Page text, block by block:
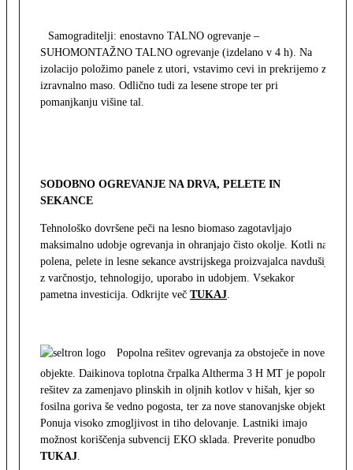
Samograditelji: enostavno TALNO ogrevanje –
SUHOMONTAŽNO TALNO ogrevanje (izdelano v 4 h). Na
izolacijo položimo panele z utori, vstavimo cevi in prekrijemo z
izravnalno maso. Odlično tudi za lesene strope ter pri
pomanjkanju višine tal.
SODOBNO OGREVANJE NA DRVA, PELETE IN
SEKANCE
Tehnološko dovršene peči na lesno biomaso zagotavljajo
maksimalno udobje ogrevanja in ohranjajo čisto okolje. Kotli na
polena, pelete in lesne sekance avstrijskega proizvajalca navdušijo
z varčnostjo, tehnologijo, uporabo in udobjem. Vsekakor
pametna investicija. Odkrijte več TUKAJ
Popolna rešitev ogrevanja za obstoječe in nove
objekte. Daikinova toplotna črpalka Altherma 3 H MT je popolna
rešitev za zamenjavo plinskih in oljnih kotlov v hišah, kjer so
fosilna goriva še vedno pogosta, ter za nove stanovanjske objekte.
Ponuja visoko zmogljivost in tiho delovanje. Lastniki imajo
možnost koriščenja subvencij EKO sklada. Preverite ponudbo
TUKAJ